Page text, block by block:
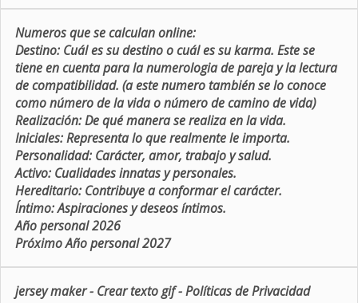
Numeros que se calculan online:
Destino: Cuál es su destino o cuál es su karma. Este se
tiene en cuenta para la numerologia de pareja y la lectura
de compatibilidad. (a este numero también se lo conoce
como número de la vida o número de camino de vida)
Realización:De qué manera se realiza en la vida.
Iniciales:Representa lo que realmente le importa.
Personalidad:Carácter, amor, trabajo y salud.
Activo:Cualidades innatas y personales.
Hereditario:Contribuye a conformar el carácter.
Íntimo:Aspiraciones y deseos íntimos.
Año personal 2026
Próximo Año personal 2027
jersey maker- Crear texto gif-Políticas de Privacidad